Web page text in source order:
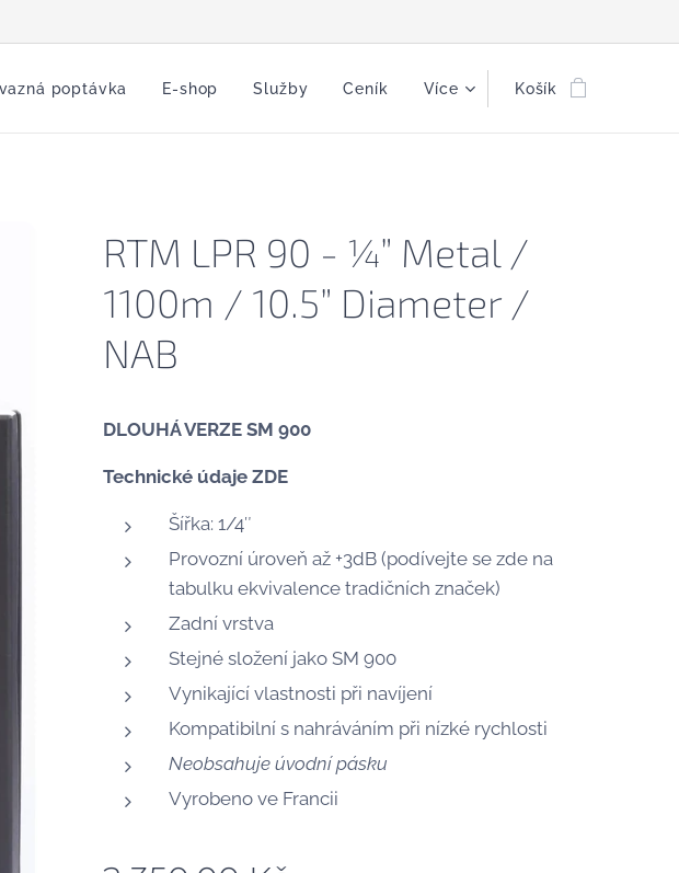
poptávka E-shop Služby Ceník Více Košík
RTM LPR 90 - ¼” Metal /
1100m / 10.5” Diameter /
NAB
DLOUHÁ VERZE SM 900
Technické údajeZDE
Šířka: 1/4″
Provozní úroveň až +3dB (podívejte se zde na
tabulku ekvivalence tradičních značek)
Zadní vrstva
Stejné složení jako SM 900
Vynikající vlastnosti při navíjení
Kompatibilní s nahráváním při nízké rychlosti
Neobsahuje úvodní pásku
Vyrobeno ve Francii